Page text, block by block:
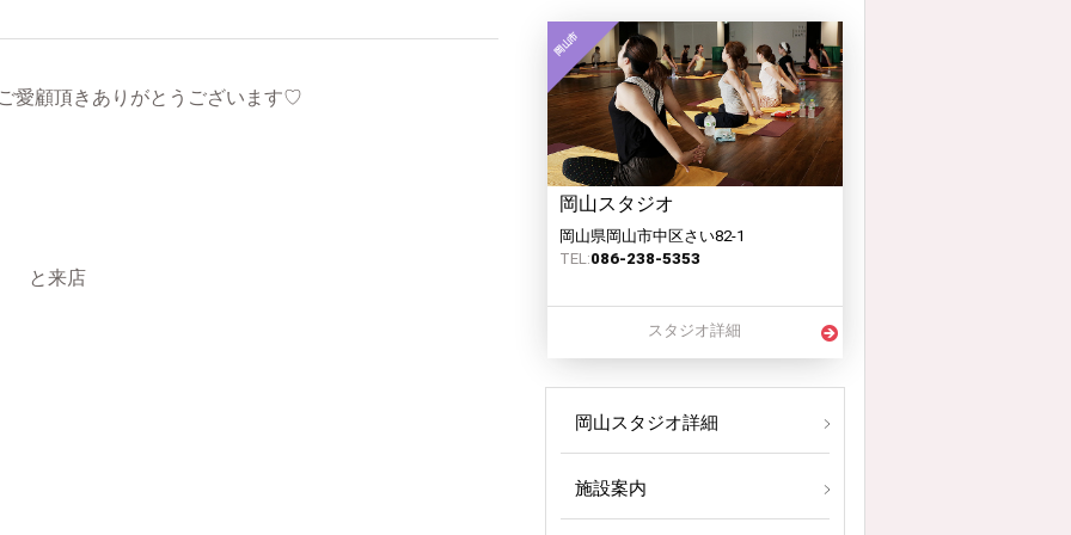
愛顧頂きありがとうございます♡
と来店
岡山スタジオ
岡山県岡山市中区さい82-1
TEL:086-238-5353
スタジオ詳細
岡山スタジオ詳細
施設案内